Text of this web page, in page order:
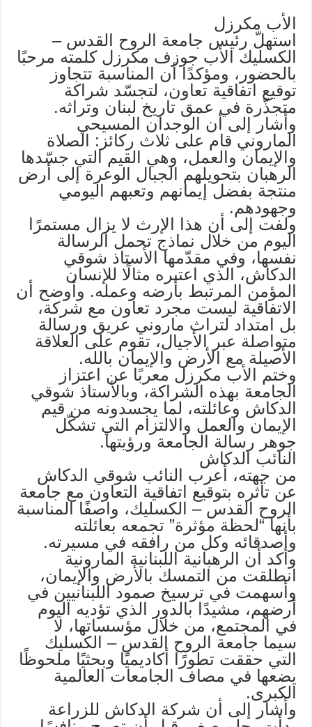
الأب مكرزل
استهلّ رئيس جامعة الروح القدس –
الكسليك الأب جوزف مكرزل كلمته مرحبًا
بالحضور، ومؤكدًا أن المناسبة تتجاوز
توقيع اتفاقية تعاون، لتجسّد شراكة
متجذّرة في عمق تاريخ لبنان وتراثه.
وأشار إلى أن الوجدان المسيحي
الماروني قام على ثلاث ركائز: الصلاة
والإيمان والعمل، وهي القيم التي جسّدها
الرهبان بتحويلهم الجبال الوعرة إلى أرض
منتجة بفضل إيمانهم وتعبهم اليومي
وجهودهم.
ولفت إلى أن هذا الإرث لا يزال مستمرًا
اليوم من خلال نماذج تحمل الرسالة
نفسها، وفي مقدّمها الأستاذ شوقي
الدكاش، الذي اعتبره مثالًا للإنسان
المؤمن المرتبط بأرضه وعمله. وأوضح أن
الاتفاقية ليست مجرد تعاون مع شركة،
بل امتداد لتراث ماروني عريق ورسالة
متواصلة عبر الأجيال، تقوم على العلاقة
الأصيلة مع الأرض والإيمان بالله.
وختم الأب مكرزل معربًا عن اعتزاز
الجامعة بهذه الشراكة، وبالأستاذ شوقي
الدكاش وعائلته، لما يجسدونه من قيم
الإيمان والعمل والالتزام التي تشكّل
جوهر رسالة الجامعة ورؤيتها.
النائب الدكاش
من جهته، أعرب النائب شوقي الدكاش
عن تأثره بتوقيع اتفاقية التعاون مع جامعة
الروح القدس – الكسليك، واصفًا المناسبة
بأنها “لحظة مؤثرة” تجمعه بعائلته
وأصدقائه وكل من رافقه في مسيرته.
وأكد أن الرهبانية اللبنانية المارونية
انطلقت من التمسك بالأرض والإيمان،
وأسهمت في ترسيخ صمود اللبنانيين في
أرضهم، مشيدًا بالدور الذي تؤديه اليوم
في المجتمع، من خلال مؤسساتها، لا
سيما جامعة الروح القدس – الكسليك
التي حققت تطورًا أكاديميًا وبحثيًا ملحوظًا
يضعها في مصاف الجامعات العالمية
الكبرى.
وأشار إلى أن شركة الدكاش للزراعة